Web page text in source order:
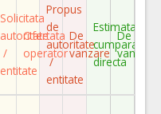
Solicitata
autoritate
/
entitate
Ofertata
operator
Propus
de
autoritate
/
entitate
De
vanzare
Estimata
cumparare
directa
De
vanzare